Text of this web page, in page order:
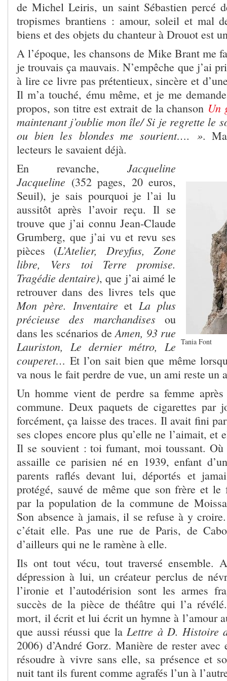
de Michel Leiris, un saint Sébastien percé
tropismes brantiens : amour, soleil et mal
biens et des objets du chanteur à Drouot est
A l’époque, les chansons de Mike Brant me
je trouvais ça mauvais. N’empêche que j’ai
à lire ce livre pas prétentieux, sincère et
Il m’a touché, ému même, et je me
propos, son titre est extrait de la chanson Un
maintenant j’oublie mon île/ Si je regrette le
ou bien les blondes me sourient…. ».
lecteurs le savaient déjà.
Tania Font
En revanche, Jacqueline
Jacqueline (352 pages, 20 euros,
Seuil), je sais pourquoi je l’ai lu
aussitôt après l’avoir reçu. Il se
trouve que j’ai connu Jean-Claude
Grumberg, que j’ai vu et revu ses
pièces (L’Atelier, Dreyfus, Zone
libre, Vers toi Terre promise.
Tragédie dentaire), que j’ai aimé le
retrouver dans des livres tels que
Mon père. Inventaireet La plus
précieuse des marchandises ou
dans les scénarios deAmen, 93 rue
Lauriston, Le dernier métro, Le
couperet… Et l’on sait bien que même
va nous le fait perdre de vue, un ami reste un
Un homme vient de perdre sa femme
commune. Deux paquets de cigarettes par
forcément, ça laisse des traces. Il avait fini
ses clopes encore plus qu’elle ne l’aimait, et
Il se souvient : toi fumant, moi toussant.
assaille ce parisien né en 1939, enfant
parents raflés devant lui, déportés et
protégé, sauvé de même que son frère et
par la population de la commune de
Son absence à jamais, il se refuse à y
c’était elle. Pas une rue de Paris, de
d’ailleurs qui ne le ramène à elle.
Ils ont tout vécu, tout traversé ensemble.
dépression à lui, un créateur perclus de
l’ironie et l’autodérision sont les armes
succès de la pièce de théâtre qui l’a
mort, il écrit et lui écrit un hymne à l’amour
que aussi réussi que laLettre à D. Histoire
2006) d’André Gorz. Manière de rester
résoudre à vivre sans elle, sa présence et
nuit tant ils furent comme agrafés l’un à